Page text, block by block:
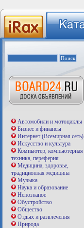
Автомобили и мотоциклы
Бизнес и финансы
Интернет (Всемирная сеть)
Искусство и культура
Компьютер, компьютерная
техника, переферия
Медицина, здоровье,
традиционная медицина
Музыка
Наука и образование
Непознаное
Обустройство
Общество
Отдых и развлечения
Природа